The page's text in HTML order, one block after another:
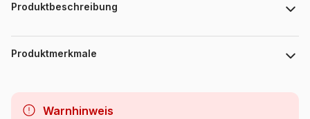
Produktbeschreibung
Elif Hürdoğan
Produktmerkmale
Warnhinweis